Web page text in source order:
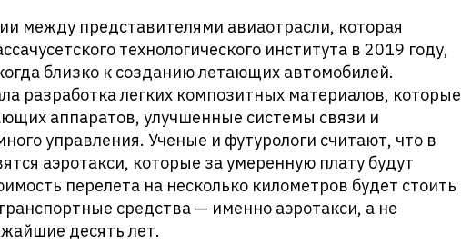
между представителями авиаотрасли, которая
технологического института в 2019 году,
близко к созданию летающих автомобилей.
разработка легких композитных материалов, которые
аппаратов, улучшенные системы связи и
управления. Ученые и футурологи считают, что в
аэротакси, которые за умеренную плату будут
перелета на несколько километров будет стоить
средства — именно аэротакси, а не
десять лет.